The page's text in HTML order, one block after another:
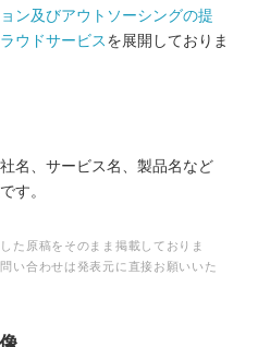
ン及びアウトソーシングの提
ウドサービス を展開しておりま
名、サービス名、製品名など
す。
た原稿をそのまま掲載しておりま
い合わせは発表元に直接お願いいた